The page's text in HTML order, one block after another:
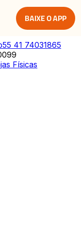
BAIXE O APP
55 41 74031865
Físicas